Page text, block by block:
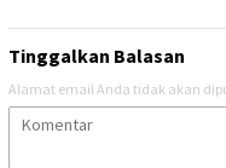
Tinggalkan Balasan
Alamat email Anda tidak akan